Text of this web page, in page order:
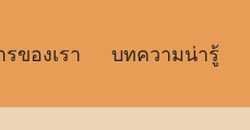
ของเรา บทความน่ารู้